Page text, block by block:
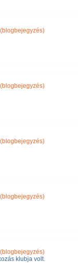
(blogbejegyzés)
(blogbejegyzés)
(blogbejegyzés)
(blogbejegyzés)
(blogbejegyzés)
klubja volt.